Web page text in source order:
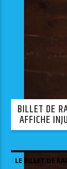
BILLET DE
AFFICHE
LE BILLET DE